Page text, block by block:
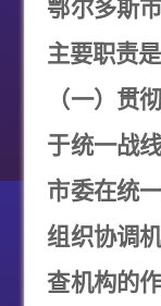
鄂尔多斯
主要职责是
（一）贯
于统一战
市委在统
组织协调
查机构的